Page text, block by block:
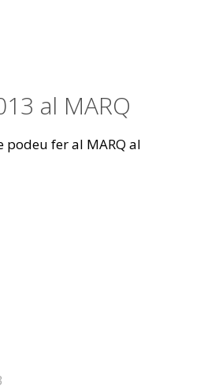
al MARQ
podeu fer al MARQ al